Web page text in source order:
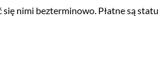
nimi bezterminowo. Płatne są